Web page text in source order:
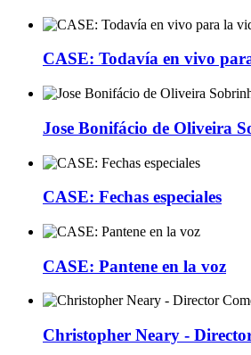
CASE: Todavía en vivo
Jose Bonifácio de Oliveira
CASE: Fechas especiales
CASE: Pantene en la voz
Christopher Neary -